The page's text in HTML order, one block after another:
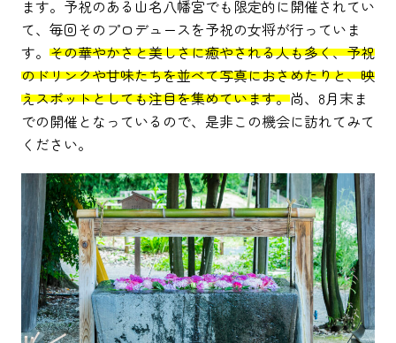
ます。予祝のある山名八幡宮でも限定的に開催されてい
て、毎回そのプロデュースを予祝の女将が行っていま
す。 その華やかさと美しさに癒やされる人も多く、予祝
のドリンクや甘味たちを並べて写真におさめたりと、映
えスポットとしても注目を集めています。尚、8月末ま
での開催となっているので、是非この機会に訪れてみて
ください。